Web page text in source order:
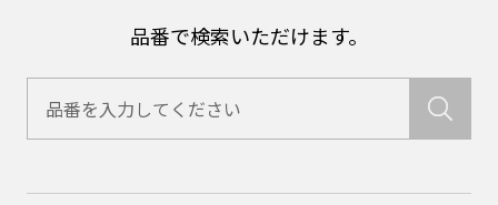
品番で検索いただけます。